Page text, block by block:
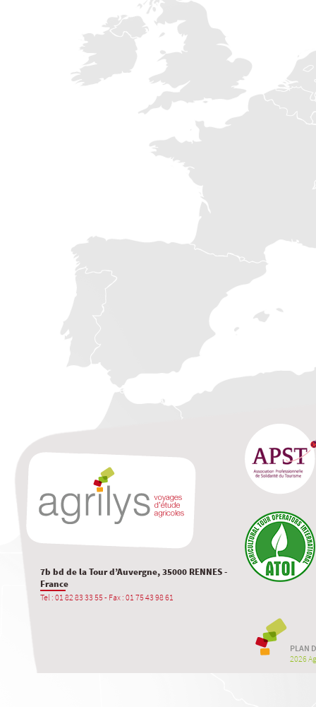
7b bd de la Tour d’Auvergne, 35000 RENNES -
France
Tel : 01 82 83 33 55 - Fax : 01 75 43 98 61
PLAN
2026